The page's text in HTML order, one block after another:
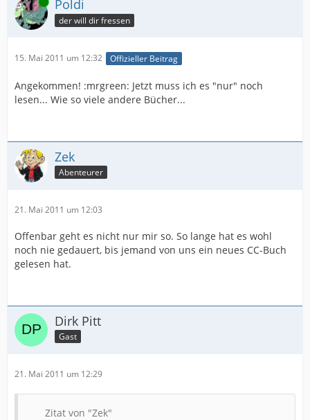
Poldi
der will dir fressen
15. Mai 2011 um 12:32 Offizieller Beitrag
Angekommen! :mrgreen: Jetzt muss ich es "nur" noch
lesen... Wie so viele andere Bücher...
Zek
Abenteurer
21. Mai 2011 um 12:03
Offenbar geht es nicht nur mir so. So lange hat es wohl
noch nie gedauert, bis jemand von uns ein neues CC-Buch
gelesen hat.
Dirk Pitt
Gast
21. Mai 2011 um 12:29
Zitat von "Zek"